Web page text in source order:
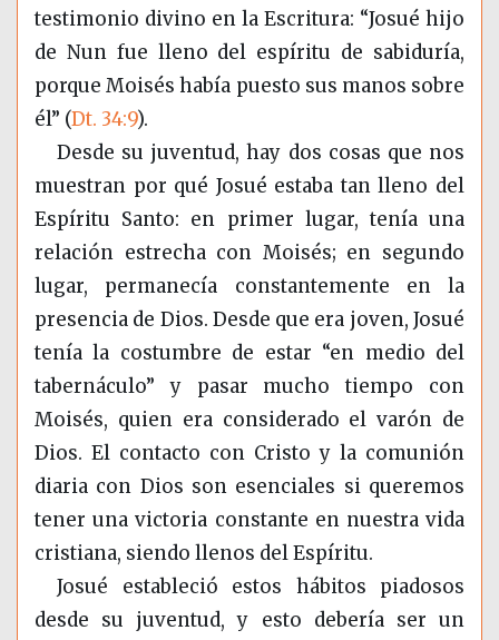
testimonio divino en la Escritura: “Josué hijo
de Nun fue lleno del espíritu de sabiduría,
porque Moisés había puesto sus manos sobre
él” (Dt. 34:9).
Desde su juventud, hay dos cosas que nos
muestran por qué Josué estaba tan lleno del
Espíritu Santo: en primer lugar, tenía una
relación estrecha con Moisés; en segundo
lugar, permanecía constantemente en la
presencia de Dios. Desde que era joven, Josué
tenía la costumbre de estar “en medio del
tabernáculo” y pasar mucho tiempo con
Moisés, quien era considerado el varón de
Dios. El contacto con Cristo y la comunión
diaria con Dios son esenciales si queremos
tener una victoria constante en nuestra vida
cristiana, siendo llenos del Espíritu.
Josué estableció estos hábitos piadosos
desde su juventud, y esto debería ser un